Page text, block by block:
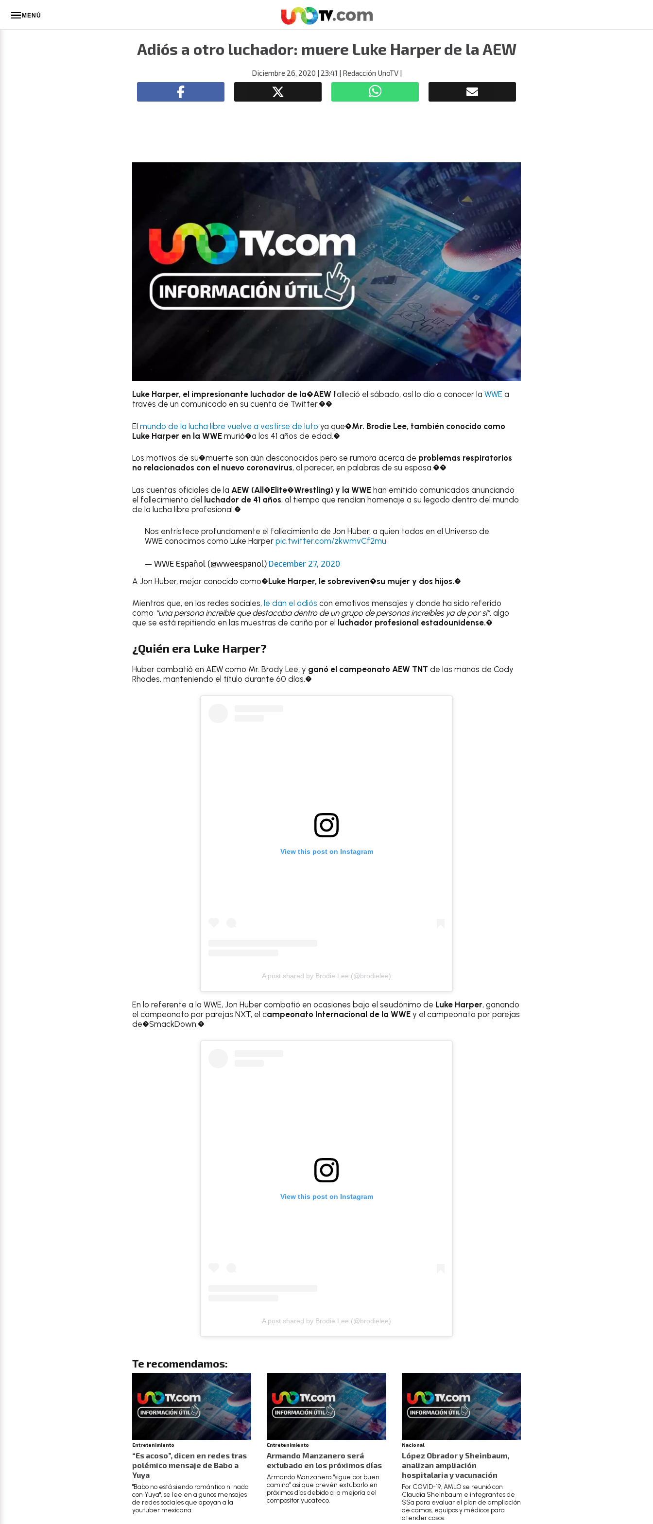
MENÚ
Adiós a otro luchador: muere Luke Harper de la AEW
Diciembre 26, 2020 | 23:41 | Redacción UnoTV|
Luke Harper, el impresionante luchador de la�AEW falleció el sábado, así lo dio a conocer la WWE a
través de un comunicado en su cuenta de Twitter.��
El mundo de la lucha libre vuelve a vestirse de luto ya que�Mr. Brodie Lee, también conocido como
Luke Harper en la WWE murió�a los 41 años de edad.�
Los motivos de su�muerte son aún desconocidos pero se rumora acerca de problemas respiratorios
no relacionados con el nuevo coronavirus, al parecer, en palabras de su esposa.��
Las cuentas oficiales de la AEW (All�Elite�Wrestling) y la WWE han emitido comunicados anunciando
el fallecimiento del luchador de 41 años, al tiempo que rendían homenaje a su legado dentro del mundo
de la lucha libre profesional.�
Nos entristece profundamente el fallecimiento de Jon Huber, a quien todos en el Universo de
WWE conocimos como Luke Harper pic.twitter.com/zkwmvCf2mu
— WWE Español (@wweespanol) December 27, 2020
A Jon Huber, mejor conocido como�Luke Harper, le sobreviven�su mujer y dos hijos.�
Mientras que, en las redes sociales, le dan el adiós con emotivos mensajes y donde ha sido referido
como “una persona increíble que destacaba dentro de un grupo de personas increíbles ya de por sí”, algo
que se está repitiendo en las muestras de cariño por el
luchador profesional estadounidense.�
¿Quién era Luke Harper?
Huber combatió en AEW como Mr. Brody Lee, y ganó el campeonato AEW TNT de las manos de Cody
Rhodes, manteniendo el título durante 60 días.�
View this post on Instagram
A post shared by Brodie Lee (@brodielee)
En lo referente a la WWE, Jon Huber combatió en ocasiones bajo el seudónimo de Luke Harper, ganando
el campeonato por parejas NXT, el campeonato Internacional de la WWE y el campeonato por parejas
de�SmackDown.�
View this post on Instagram
A post shared by Brodie Lee (@brodielee)
Te recomendamos:
Entretenimiento
“Es acoso”, dicen en redes tras
polémico mensaje de Babo a
Yuya
"Babo no está siendo romántico ni nada
con Yuya", se lee en algunos mensajes
de redes sociales que apoyan a la
youtuber mexicana.
Entretenimiento
Armando Manzanero será
extubado en los próximos días
Armando Manzanero “sigue por buen
camino” así que prevén extubarlo en
próximos días debido a la mejoría del
compositor yucateco.
Nacional
López Obrador y Sheinbaum,
analizan ampliación
hospitalaria y vacunación
Por COVID-19, AMLO se reunió con
Claudia Sheinbaum e integrantes de
SSa para evaluar el plan de ampliación
de camas, equipos y médicos para
atender casos.